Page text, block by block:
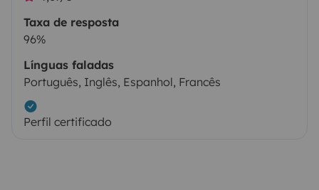
Taxa de resposta
96%
Línguas faladas
Português, Inglês, Espanhol, Francês
Perfil certificado